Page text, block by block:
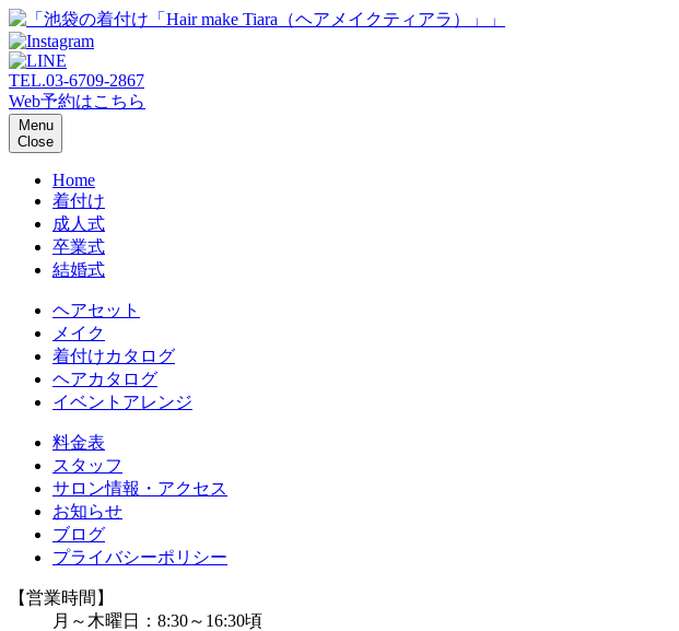
TEL.03-6709-2867
Web予約はこちら
Menu
Close
Home
着付け
成人式
卒業式
結婚式
ヘアセット
メイク
着付けカタログ
ヘアカタログ
イベントアレンジ
料金表
スタッフ
サロン情報・アクセス
お知らせ
ブログ
プライバシーポリシー
【営業時間】
月～木曜日：8:30～16:30頃